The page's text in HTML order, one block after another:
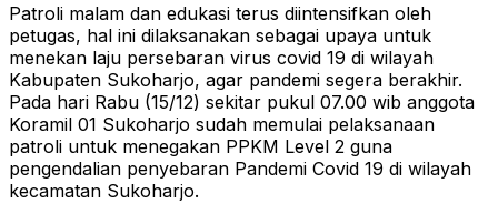
Patroli malam dan edukasi terus diintensifkan oleh
petugas, hal ini dilaksanakan sebagai upaya untuk
menekan laju persebaran virus covid 19 di wilayah
Kabupaten Sukoharjo, agar pandemi segera berakhir.
Pada hari Rabu (15/12) sekitar pukul 07.00 wib anggota
Koramil 01 Sukoharjo sudah memulai pelaksanaan
patroli untuk menegakan PPKM Level 2 guna
pengendalian penyebaran Pandemi Covid 19 di wilayah
kecamatan Sukoharjo.